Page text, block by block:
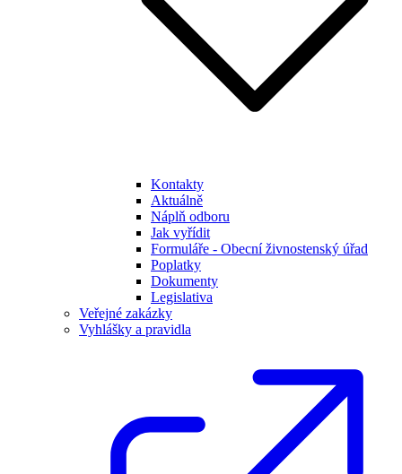
Kontakty
Aktuálně
Náplň odboru
Jak vyřídit
Formuláře - Obecní živnostenský úřad
Poplatky
Dokumenty
Legislativa
Veřejné zakázky
Vyhlášky a pravidla